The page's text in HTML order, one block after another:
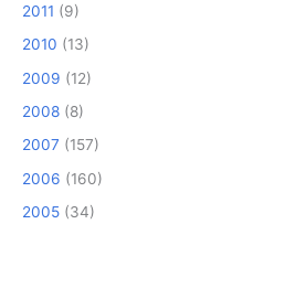
2011 (9)
2010 (13)
2009 (12)
2008 (8)
2007 (157)
2006 (160)
2005 (34)